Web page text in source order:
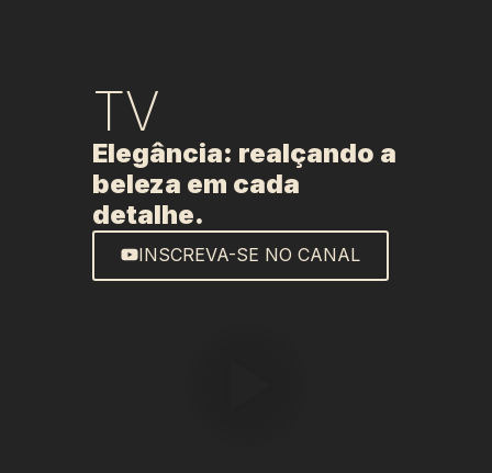
TV
Elegância: realçando a
beleza em cada
detalhe.
INSCREVA-SE NO CANAL